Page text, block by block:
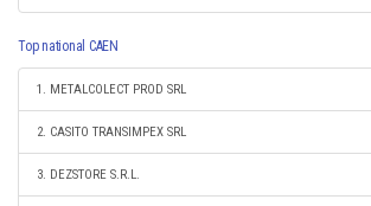
Top national CAEN
1. METALCOLECT PROD SRL
2. CASITO TRANSIMPEX SRL
3. DEZSTORE S.R.L.